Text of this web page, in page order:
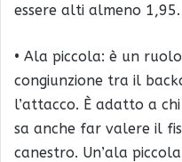
essere alti almeno 1,95.
• Ala piccola: è un
congiunzione tra il
l’attacco. È adatto a
sa anche far valere il
canestro. Un’ala